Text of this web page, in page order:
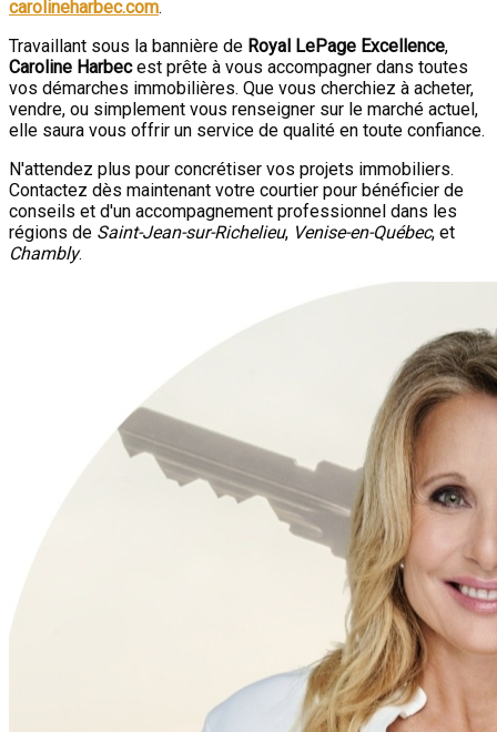
carolineharbec.com.
Travaillant sous la bannière de Royal LePage Excellence,
Caroline Harbecest prête à vous accompagner dans toutes
vos démarches immobilières. Que vous cherchiez à acheter,
vendre, ou simplement vous renseigner sur le marché actuel,
elle saura vous offrir un service de qualité en toute confiance.
N'attendez plus pour concrétiser vos projets immobiliers.
Contactez dès maintenant votre courtier pour bénéficier de
conseils et d'un accompagnement professionnel dans les
régions de Saint-Jean-sur-Richelieu, Venise-en-Québec, et
Chambly.